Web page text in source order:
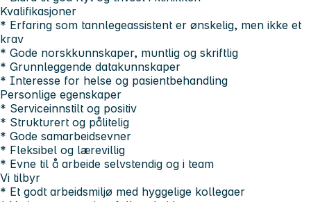
Kvalifikasjoner
* Erfaring som tannlegeassistent er ønskelig, men ikke et
krav
* Gode norskkunnskaper, muntlig og skriftlig
* Grunnleggende datakunnskaper
* Interesse for helse og pasientbehandling
Personlige egenskaper
* Serviceinnstilt og positiv
* Strukturert og pålitelig
* Gode samarbeidsevner
* Fleksibel og lærevillig
* Evne til å arbeide selvstendig og i team
Vi tilbyr
* Et godt arbeidsmiljø med hyggelige kollegaer